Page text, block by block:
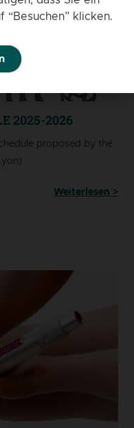
2025-2026
proposed by the
Weiterlesen >
“Besuchen” klicken.